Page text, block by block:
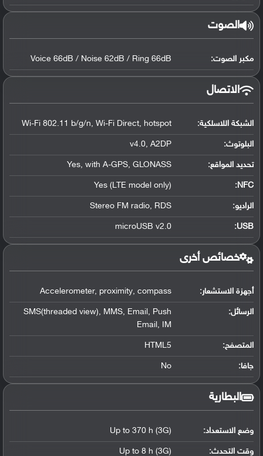
الصوت
مكبر الصوت: Voice 66dB / Noise 62dB / Ring 66dB
الاتصال
الشبكة اللاسلكية: Wi-Fi 802.11 b/g/n, Wi-Fi Direct, hotspot
البلوتوث:
v4.0, A2DP
تحديد المواقع:
Yes, with A-GPS, GLONASS
NFC
:
Yes (LTE model only)
الراديو: Stereo FM radio, RDS
USB
:
microUSB v2.0
خصائص أخرى
أجهزة الاستشعار: Accelerometer, proximity, compass
الرسائل:
SMS(threaded view), MMS, Email, Push
Email, IM
المتصفح: HTML5
جافا: No
البطارية
وضع الاستعداد: Up to 370 h (3G)
وقت التحدث: Up to 8 h (3G)